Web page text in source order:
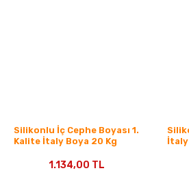
Silikonlu İç Cephe Boyası 1.
Kalite İtaly Boya 20 Kg
1.134,00 TL
İtaly